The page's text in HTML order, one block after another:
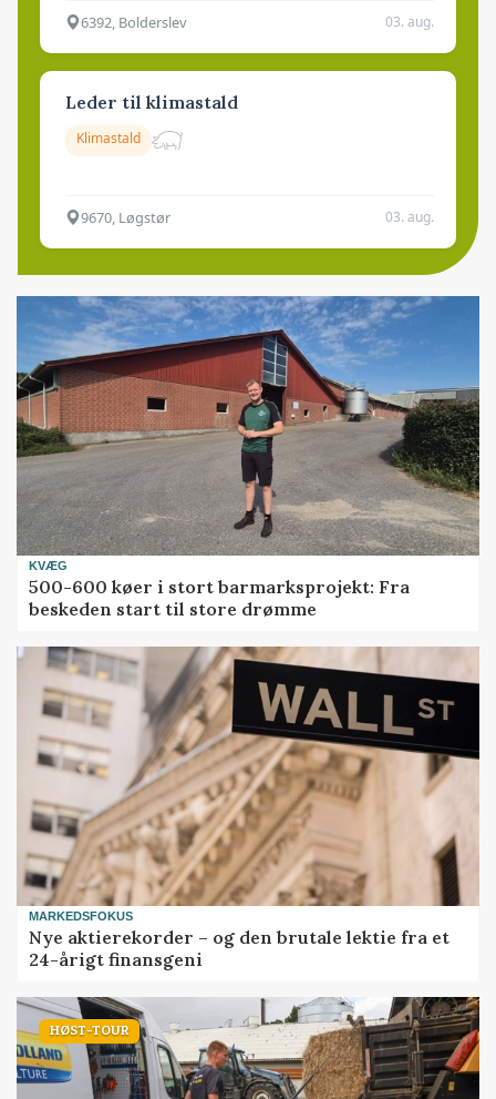
6392, Bolderslev 03. aug.
Leder til klimastald
Klimastald
9670, Løgstør 03. aug.
KVÆG
500-600 køer i stort barmarksprojekt: Fra
beskeden start til store drømme
MARKEDSFOKUS
Nye aktierekorder – og den brutale lektie fra et
24-årigt finansgeni
HØST-TOUR